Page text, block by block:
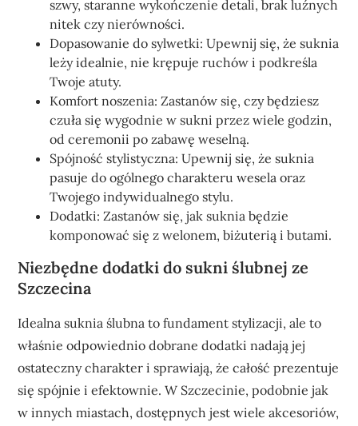
szwy, staranne wykończenie detali, brak luźnych
nitek czy nierówności.
Dopasowanie do sylwetki: Upewnij się, że suknia
leży idealnie, nie krępuje ruchów i podkreśla
Twoje atuty.
Komfort noszenia: Zastanów się, czy będziesz
czuła się wygodnie w sukni przez wiele godzin,
od ceremonii po zabawę weselną.
Spójność stylistyczna: Upewnij się, że suknia
pasuje do ogólnego charakteru wesela oraz
Twojego indywidualnego stylu.
Dodatki: Zastanów się, jak suknia będzie
komponować się z welonem, biżuterią i butami.
Niezbędne dodatki do sukni ślubnej ze
Szczecina
Idealna suknia ślubna to fundament stylizacji, ale to
właśnie odpowiednio dobrane dodatki nadają jej
ostateczny charakter i sprawiają, że całość prezentuje
się spójnie i efektownie. W Szczecinie, podobnie jak
w innych miastach, dostępnych jest wiele akcesoriów,